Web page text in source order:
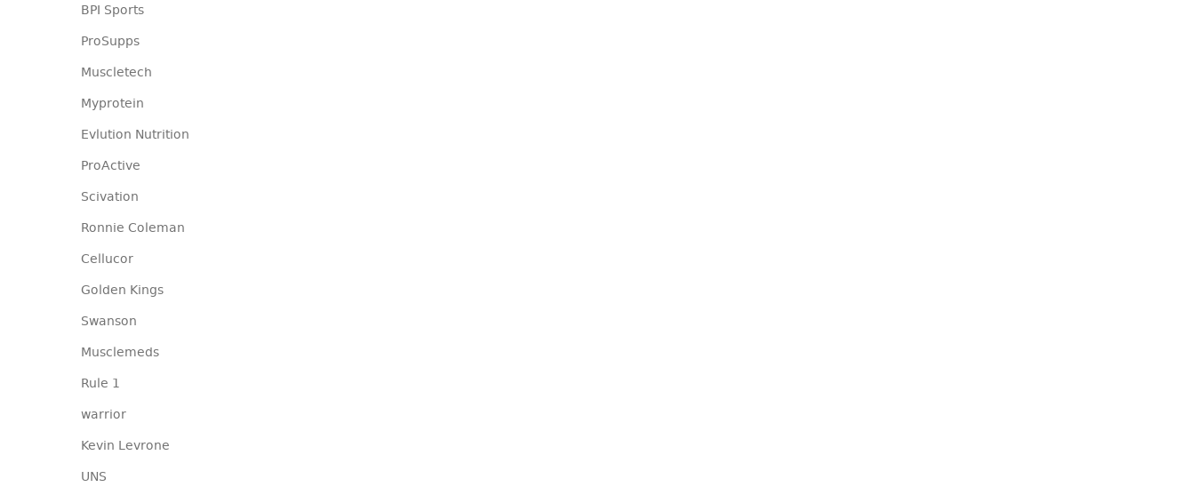
BPI Sports
ProSupps
Muscletech
Myprotein
Evlution Nutrition
ProActive
Scivation
Ronnie Coleman
Cellucor
Golden Kings
Swanson
Musclemeds
Rule 1
warrior
Kevin Levrone
UNS